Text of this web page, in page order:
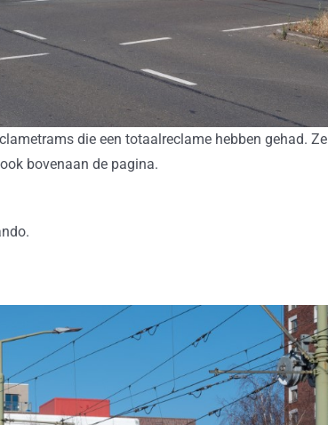
die een totaalreclame hebben gehad. Ze
bovenaan de pagina.